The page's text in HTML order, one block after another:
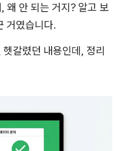
왜 안 되는 거지? 알고 보
거였습니다.
갈렸던 내용인데, 정리